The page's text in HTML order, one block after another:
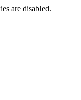
are disabled.